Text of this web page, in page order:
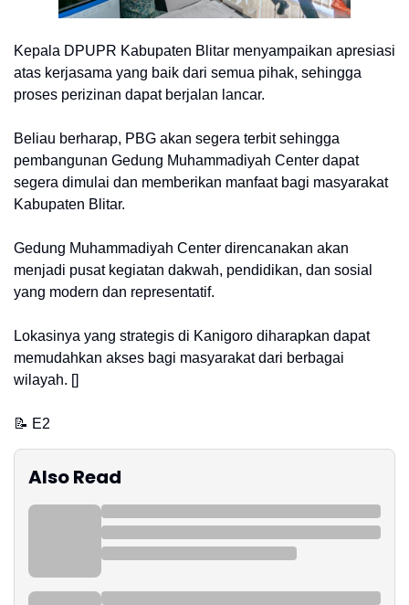
Kepala DPUPR Kabupaten Blitar menyampaikan apresiasi
atas kerjasama yang baik dari semua pihak, sehingga
proses perizinan dapat berjalan lancar.
Beliau berharap, PBG akan segera terbit sehingga
pembangunan Gedung Muhammadiyah Center dapat
segera dimulai dan memberikan manfaat bagi masyarakat
Kabupaten Blitar.
Gedung Muhammadiyah Center direncanakan akan
menjadi pusat kegiatan dakwah, pendidikan, dan sosial
yang modern dan representatif.
Lokasinya yang strategis di Kanigoro diharapkan dapat
memudahkan akses bagi masyarakat dari berbagai
wilayah. []
📝 E2
Also Read